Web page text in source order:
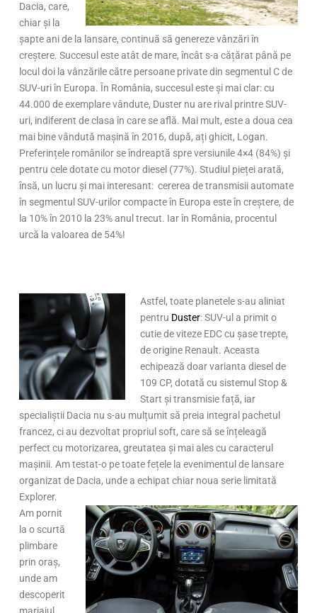
Dacia, care,
chiar și la
șapte ani de la lansare, continuă să genereze vânzări în
creștere. Succesul este atât de mare, încât s-a cățărat până pe
locul doi la vânzările către persoane private din segmentul C de
SUV-uri în Europa. În România, succesul este și mai clar: cu
44.000 de exemplare vândute, Duster nu are rival printre SUV-
uri, indiferent de clasa în care se află. Mai mult, este a doua cea
mai bine vândută mașină în 2016, după, ați ghicit, Logan.
Preferințele românilor se îndreaptă spre versiunile 4×4 (84%) și
pentru cele dotate cu motor diesel (77%). Studiul pieței arată,
însă, un lucru și mai interesant: cererea de transmisii automate
în segmentul SUV-urilor compacte în Europa este în creștere, de
la 10% în 2010 la 23% anul trecut. Iar în România, procentul
urcă la valoarea de 54%!
Astfel, toate planetele s-au aliniat
pentru Duster: SUV-ul a primit o
cutie de viteze EDC cu șase trepte,
de origine Renault. Aceasta
echipează doar varianta diesel de
109 CP, dotată cu sistemul Stop &
Start și transmisie față, iar
specialiștii Dacia nu s-au mulțumit să preia integral pachetul
francez, ci au dezvoltat propriul soft, care să se înțeleagă
perfect cu motorizarea, greutatea și mai ales cu caracterul
mașinii. Am testat-o pe toate fețele la evenimentul de lansare
organizat de Dacia, unde a echipat chiar noua serie limitată
Explorer.
Am pornit
la o scurtă
plimbare
prin oraș,
unde am
descoperit